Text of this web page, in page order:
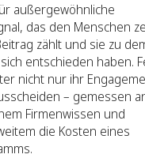
außergewöhnliche
das den Menschen
zählt und sie zu
entschieden haben.
nicht nur ihr
– gemessen
Firmenwissen und
die Kosten eines